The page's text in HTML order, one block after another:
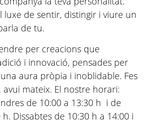
luxe de sentir, distingir i viure un
de tu.
per creacions que
i innovació, pensades per
aura pròpia i inoblidable. Fes
mateix. El nostre horari:
de 10:00 a 13:30 h i de
h. Dissabtes de 10:30 h a 14:00 i